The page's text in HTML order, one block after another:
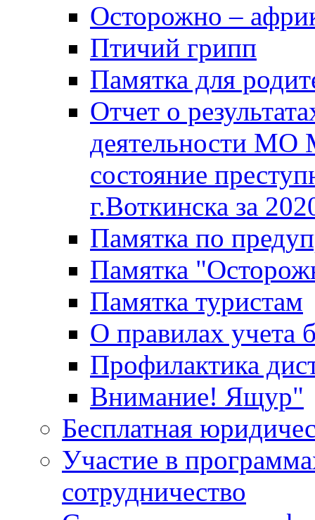
Осторожно –
Птичий грипп
Памятка для
Отчет о
деятельности МО
состояние
г.Воткинска за
Памятка по
Памятка
Памятка туристам
О правилах учета
Профилактика
Внимание! Ящур"
Бесплатная
Участие в
сотрудничество